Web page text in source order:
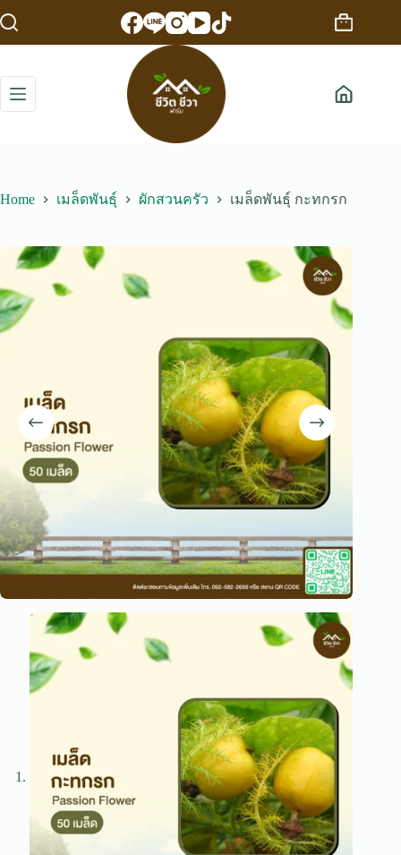
to
Shopping
cart
Home เมล็ดพันธุ์ ผักสวนครัว เมล็ดพันธุ์ กะทกรก